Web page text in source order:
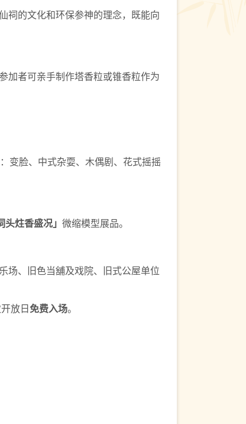
祠的文化和环保参神的理念，既能向
加者可亲手制作塔香粒或锥香粒作为
变脸、中式杂耍、木偶剧、花式摇摇
头炷香盛况」 微缩模型展品。
场、旧色当舖及戏院、旧式公屋单位
放日免费入场。